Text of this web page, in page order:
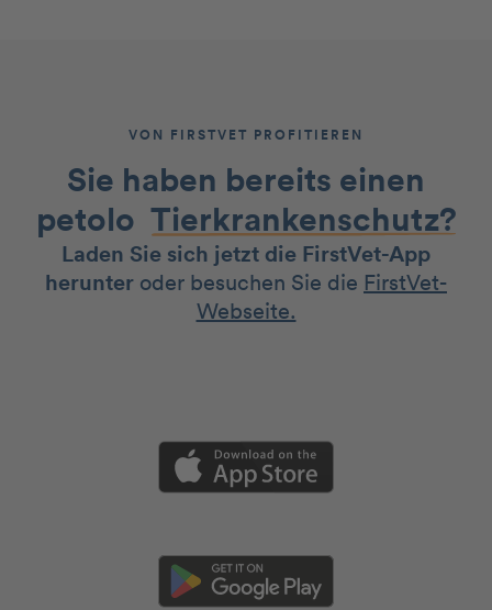
VON FIRSTVET PROFITIEREN
Sie haben bereits einen
petolo Tierkrankenschutz?
Laden Sie sich jetzt die FirstVet-App
herunter oder besuchen Sie die FirstVet-
Webseite.